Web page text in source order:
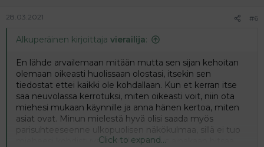
28.03.2021 #6
Alkuperäinen kirjoittaja vierailija:
En lähde arvailemaan mitään mutta sen sijan kehoitan
olemaan oikeasti huolissaan olostasi, itsekin sen
tiedostat ettei kaikki ole kohdallaan. Kun et kerran itse
saa neuvolassa kerrotuksi, miten oikeasti voit, niin ota
miehesi mukaan käynnille ja anna hänen kertoa, miten
asiat ovat. Minun mielestä hyvä olisi saada myös
parisuhteeseenne ulkopuolisen näkökulmaa, sillä ei tuo
mieheesi kohdistuva kylmäkiskoisuus ainakaan hitsaa
Click to expand...